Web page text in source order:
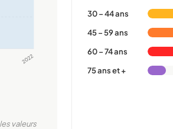
2022
valeurs
30 – 44 ans
45 – 59 ans
60 – 74 ans
75 ans et +